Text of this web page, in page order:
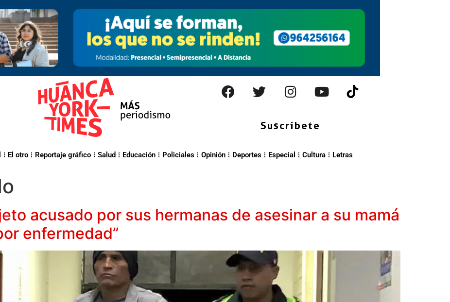
Suscríbete
El otro Reportaje gráfico Salud Educación Policiales Opinión Deportes Especial Cultura Letras
acusado por sus hermanas de asesinar a su mamá
enfermedad”